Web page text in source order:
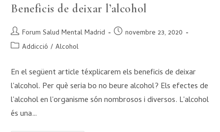
Beneficis de deixar l’alcohol
Forum Salud Mental Madrid
novembre 23, 2020
Addicció / Alcohol
En el següent article téxplicarem els beneficis de deixar
l'alcohol. Per què seria bo no beure alcohol? Els efectes de
l'alcohol en l'organisme són nombrosos i diversos. L'alcohol
és una…